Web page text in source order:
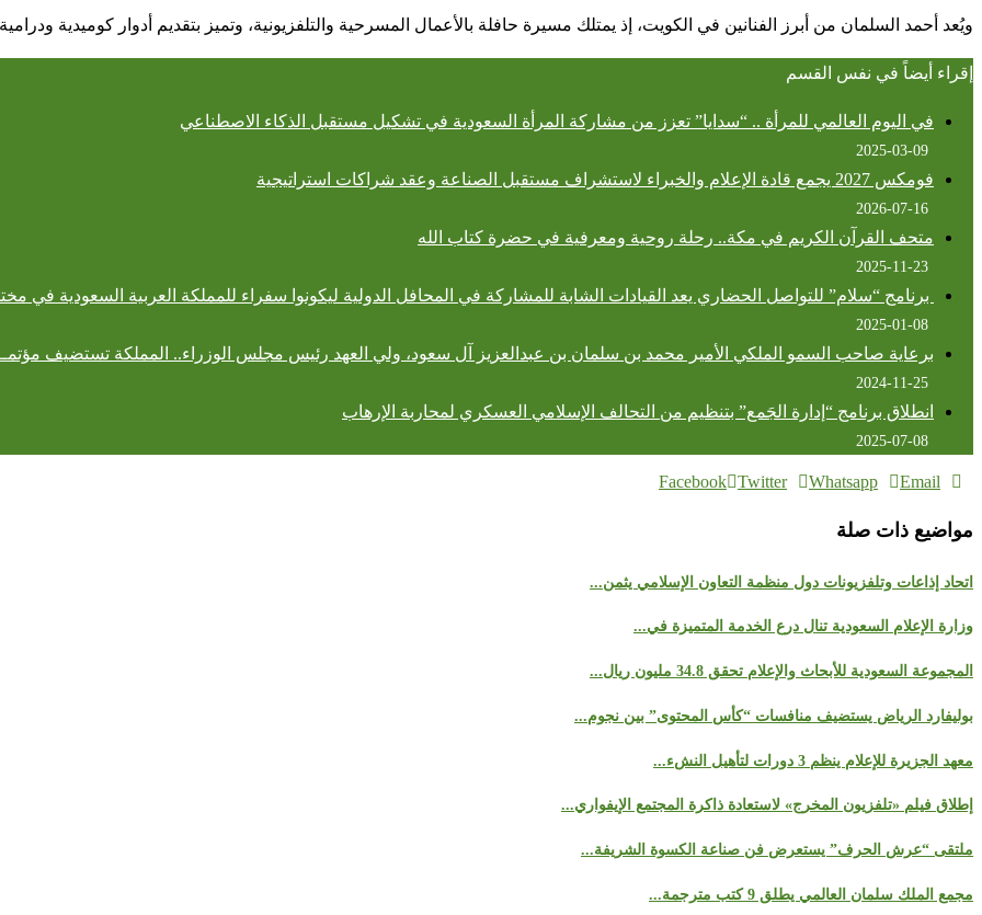
ويُعد أحمد السلمان من أبرز الفنانين في الكويت، إذ يمتلك مسيرة حافلة بالأعمال المسرحية والتلفزيونية، وتميز بتقديم أدوار كوميدية
إقراء أيضاً في نفس القسم
في اليوم العالمي للمرأة .. “سدايا” تعزز من مشاركة المرأة السعودية في تشكيل مستقبل الذكاء الاصطناعي
2025-03-09
فومكس 2027 يجمع قادة الإعلام والخبراء لاستشراف مستقبل الصناعة وعقد شراكات استراتيجية
2026-07-16
متحف القرآن الكريم في مكة.. رحلة روحية ومعرفية في حضرة كتاب الله
2025-11-23
برنامج “سلام” للتواصل الحضاري يعد القيادات الشابة للمشاركة في المحافل الدولية ليكونوا سفراء للمملكة العربية السعودية في
2025-01-08
برعاية صاحب السمو الملكي الأمير محمد بن سلمان بن عبدالعزيز آل سعود، ولي العهد رئيس مجلس الوزراء.. المملكة تستضيف مؤتمــر
2024-11-25
انطلاق برنامج “إدارة الجَمع” بتنظيم من التحالف الإسلامي العسكري لمحاربة الإرهاب
2025-07-08
Facebook Twitter Whatsapp Email
مواضيع ذات صلة
اتحاد إذاعات وتلفزيونات دول منظمة التعاون الإسلامي يثمن...
وزارة الإعلام السعودية تنال درع الخدمة المتميزة في...
المجموعة السعودية للأبحاث والإعلام تحقق 34.8 مليون ريال...
بوليفارد الرياض يستضيف منافسات “كأس المحتوى” بين نجوم...
معهد الجزيرة للإعلام ينظم 3 دورات لتأهيل النشء...
إطلاق فيلم «تلفزيون المخرج» لاستعادة ذاكرة المجتمع الإيفواري...
ملتقى “عرش الحرف” يستعرض فن صناعة الكسوة الشريفة...
مجمع الملك سلمان العالمي يطلق 9 كتب مترجمة...